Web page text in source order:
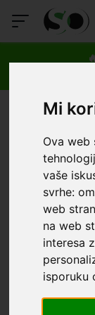
Mi
Ova
vaše
svrhe:
web
na web
interesa
isporuku